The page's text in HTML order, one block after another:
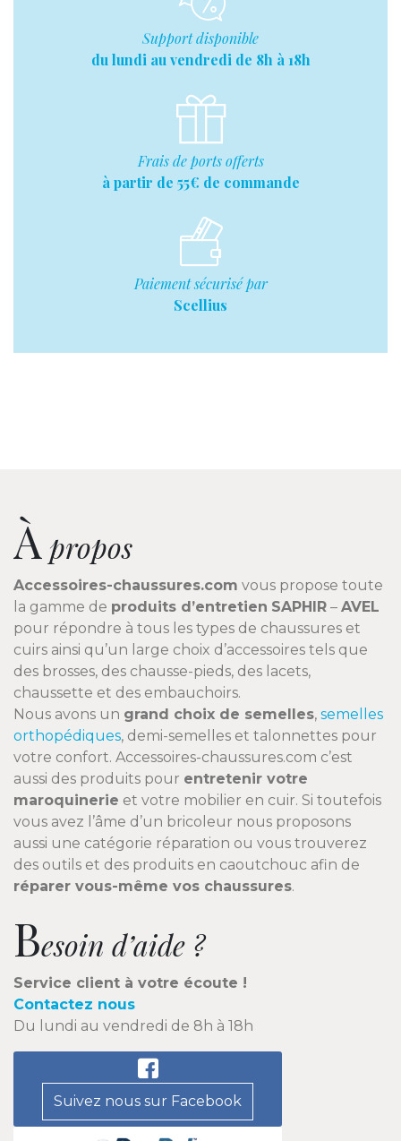
Support disponible
du lundi au vendredi de 8h à 18h
Frais de ports offerts
à partir de 55€ de commande
Paiement sécurisé par
Scellius
À propos
Accessoires-chaussures.com vous propose toute
la gamme de produits d’entretien SAPHIR – AVEL
pour répondre à tous les types de chaussures et
cuirs ainsi qu’un large choix d’accessoires tels que
des brosses, des chausse-pieds, des lacets,
chaussette et des embauchoirs.
Nous avons un grand choix de semelles, semelles
orthopédiques, demi-semelles et talonnettes pour
votre confort. Accessoires-chaussures.com c’est
aussi des produits pour entretenir votre
maroquinerie et votre mobilier en cuir. Si toutefois
vous avez l’âme d’un bricoleur nous proposons
aussi une catégorie réparation ou vous trouverez
des outils et des produits en caoutchouc afin de
réparer vous-même vos chaussures.
Besoin d’aide ?
Service client à votre écoute !
Contactez nous
Du lundi au vendredi de 8h à 18h
Suivez nous sur Facebook